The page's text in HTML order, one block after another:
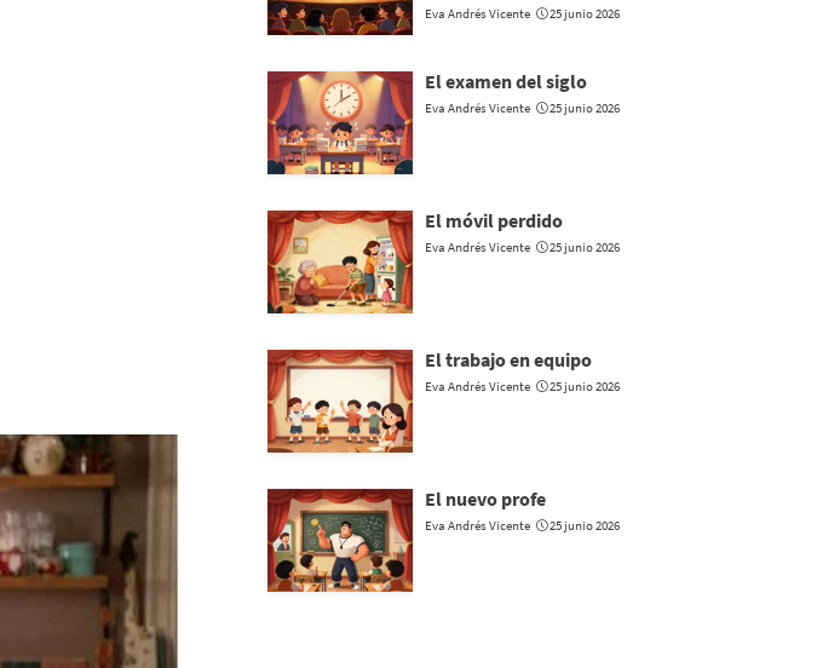
Eva Andrés Vicente 25 junio 2026
El examen del siglo
Eva Andrés Vicente 25 junio 2026
El móvil perdido
Eva Andrés Vicente 25 junio 2026
El trabajo en equipo
Eva Andrés Vicente 25 junio 2026
El nuevo profe
Eva Andrés Vicente 25 junio 2026